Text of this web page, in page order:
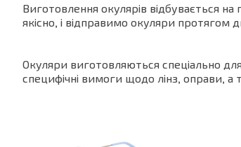
Виготовлення окулярів відбувається
якісно, і відправимо окуляри протягом
Окуляри виготовляються спеціально
специфічні вимоги щодо лінз, оправи, а